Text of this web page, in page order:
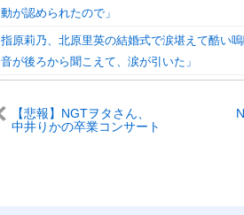
動が認められたので」
指原莉乃、北原里英の結婚式で涙堪えて酷い
音が後ろから聞こえて、涙が引いた」
【悲報】NGTヲタさん、
中井りかの卒業コンサート